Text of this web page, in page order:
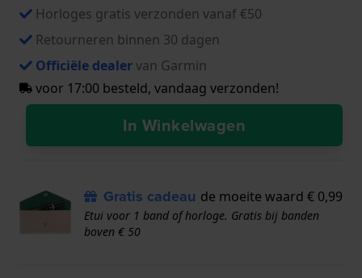
Horloges gratis verzonden vanaf €50
Retourneren binnen 30 dagen
Officiële dealervan Garmin
voor 17:00 besteld, vandaag verzonden!
In Winkelwagen
Gratis cadeau de moeite waard € 0,99
Etui voor 1 band of horloge. Gratis bij banden
boven € 50